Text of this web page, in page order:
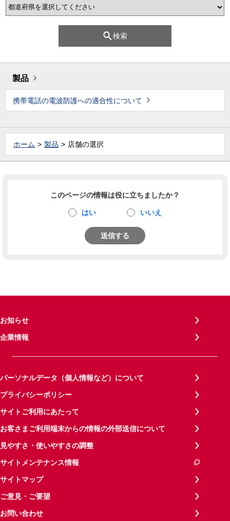
検索
製品
携帯電話の電波防護への適合性について
ホーム 製品 店舗の選択
このページの情報は役に立ちましたか？
はい いいえ
送信する
お知らせ
企業情報
パーソナルデータ（個人情報など）について
プライバシーポリシー
サイトご利用にあたって
お客さまご利用端末からの情報の外部送信について
見やすさ・使いやすさの調整
サイトメンテナンス情報
サイトマップ
ご意見・ご要望
お問い合わせ